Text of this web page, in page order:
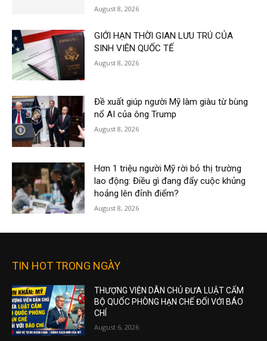
August 8, 2026
GIỚI HẠN THỜI GIAN LƯU TRÚ CỦA
SINH VIÊN QUỐC TẾ
August 8, 2026
Đề xuất giúp người Mỹ làm giàu từ bùng
nổ AI của ông Trump
August 8, 2026
Hơn 1 triệu người Mỹ rời bỏ thị trường
lao động: Điều gì đang đẩy cuộc khủng
hoảng lên đỉnh điểm?
August 8, 2026
TIN HOT TRONG NGÀY
THƯỢNG VIỆN DÂN CHỦ ĐƯA LUẬT CẤM
BỘ QUỐC PHÒNG HẠN CHẾ ĐỐI VỚI BÁO
CHÍ
August 6, 2026